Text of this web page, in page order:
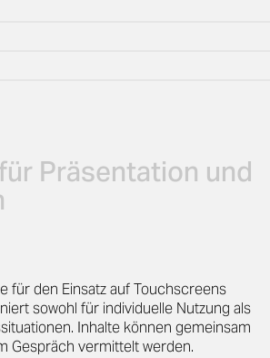
für Präsentation und
für den Einsatz auf Touchscreens
sowohl für individuelle Nutzung als
Inhalte können gemeinsam
Gespräch vermittelt werden.